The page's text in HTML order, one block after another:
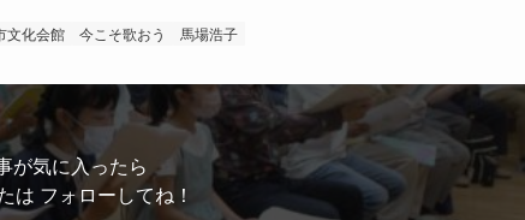
文化会館 今こそ歌おう 馬場浩子
が気に入ったら
は フォローしてね！